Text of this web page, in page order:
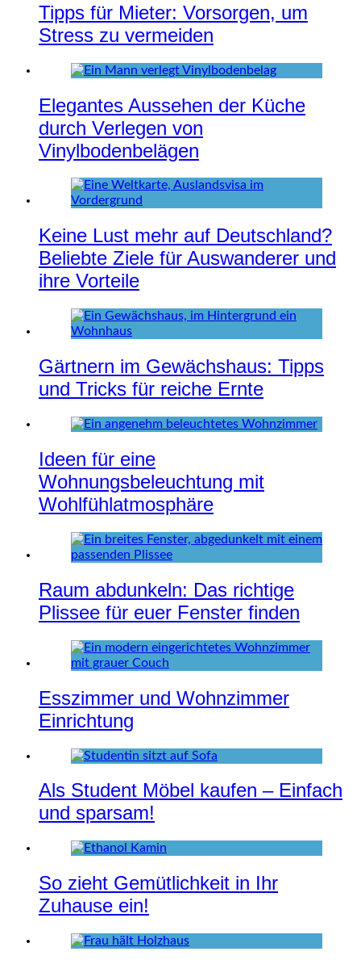
Tipps für Mieter: Vorsorgen, um
Stress zu vermeiden
Elegantes Aussehen der Küche
durch Verlegen von
Vinylbodenbelägen
Keine Lust mehr auf Deutschland?
Beliebte Ziele für Auswanderer und
ihre Vorteile
Gärtnern im Gewächshaus: Tipps
und Tricks für reiche Ernte
Ideen für eine
Wohnungsbeleuchtung mit
Wohlfühlatmosphäre
Raum abdunkeln: Das richtige
Plissee für euer Fenster finden
Esszimmer und Wohnzimmer
Einrichtung
Als Student Möbel kaufen – Einfach
und sparsam!
So zieht Gemütlichkeit in Ihr
Zuhause ein!